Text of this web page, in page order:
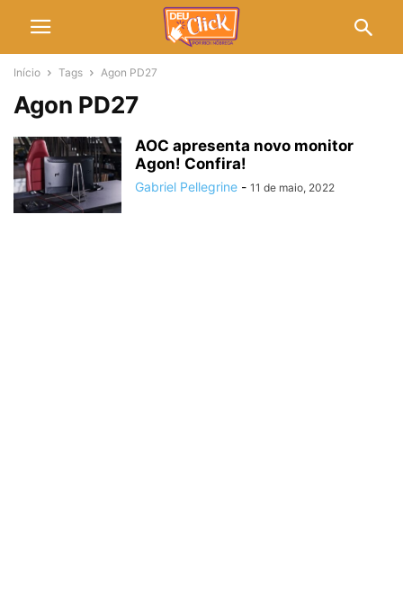
Início Tags Agon PD27
Agon PD27
AOC apresenta novo monitor
Agon! Confira!
Gabriel Pellegrine - 11 de maio, 2022